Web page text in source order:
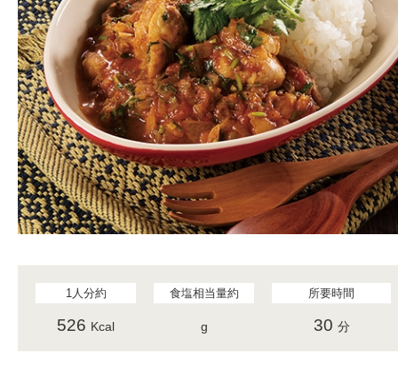
1人分約
526 Kcal
食塩相当量約
g
所要時間
30 分